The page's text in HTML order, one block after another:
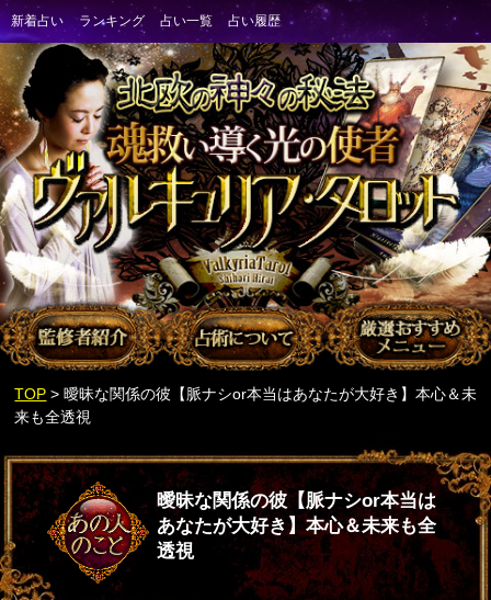
TOP > 曖昧な関係の彼【脈ナシor本当はあなたが大好き】本心＆未
来も全透視
曖昧な関係の彼【脈ナシor本当は
あなたが大好き】本心＆未来も全
透視